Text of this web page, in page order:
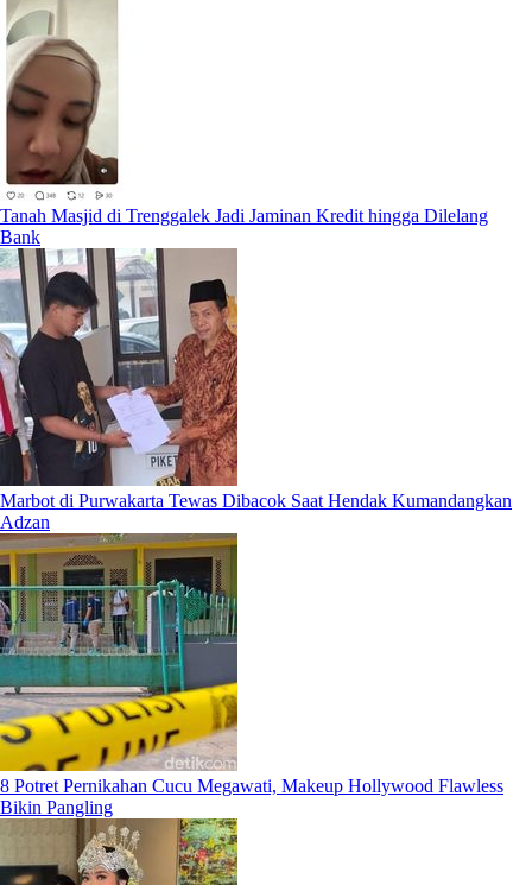
Tanah Masjid di Trenggalek Jadi Jaminan Kredit hingga Dilelang
Bank
Marbot di Purwakarta Tewas Dibacok Saat Hendak Kumandangkan
Adzan
8 Potret Pernikahan Cucu Megawati, Makeup Hollywood Flawless
Bikin Pangling